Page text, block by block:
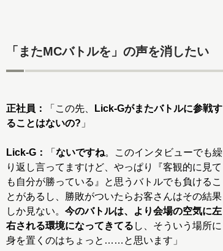
「またMCバトルを」の声を消したい
正社員： 「この先、
Lick-Gがまたバトルに参戦す
ることはないの? 」
Lick-G： 「 ないですね。このインタビューでも繰
り返し言ってますけど、やっぱり『客観的に見て
も自分が勝っている』と思うバトルでも負けるこ
とがあるし、勝敗がついたらお客さんはその結果
しか見ない。 今のバトルは、より会場の空気に左
右される環境になってきてる し、そういう場所に
身を置くのはちょっと……と思います」